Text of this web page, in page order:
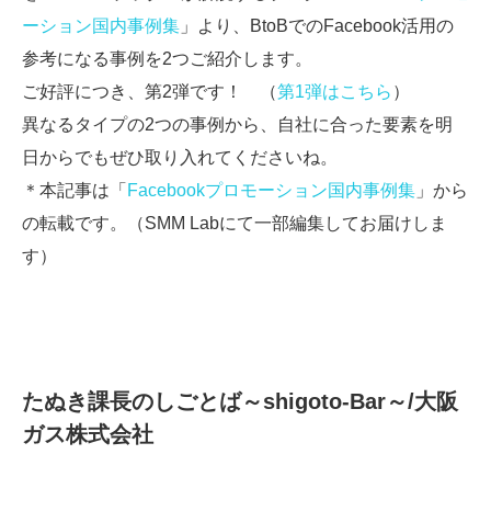
ーション国内事例集 」より、BtoBでのFacebook活用の
参考になる事例を2つご紹介します。
ご好評につき、第2弾です！ （第1弾はこちら ）
異なるタイプの2つの事例から、自社に合った要素を明
日からでもぜひ取り入れてくださいね。
＊本記事は「 Facebookプロモーション国内事例集 」から
の転載です。（SMM Labにて一部編集してお届けしま
す）
たぬき課長のしごとば～shigoto-Bar～/大阪
ガス株式会社